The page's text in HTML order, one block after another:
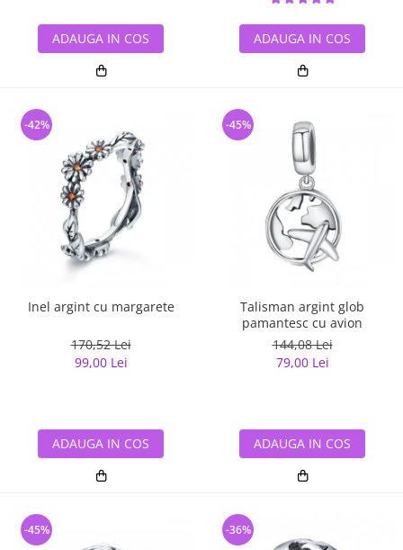
ADAUGA IN COS ADAUGA IN COS
Inel argint cu margarete
170,52 Lei
99,00 Lei
-42%
ADAUGA IN COS
Talisman argint glob
pamantesc cu avion
144,08 Lei
79,00 Lei
-45%
ADAUGA IN COS
-45% -36%